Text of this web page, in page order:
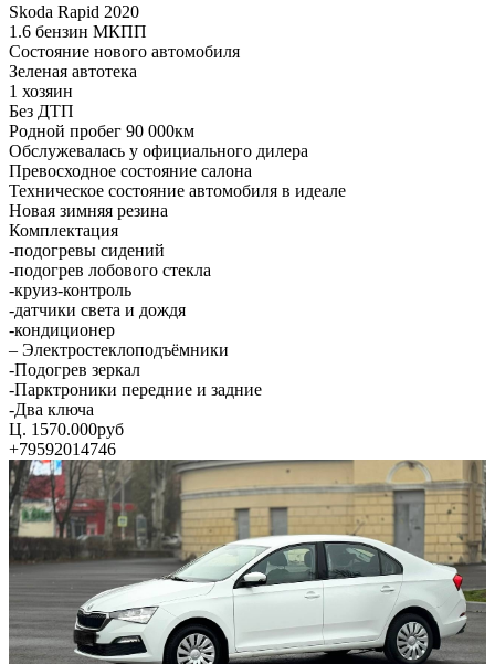
Skoda Rapid 2020
1.6 бензин МКПП
Состояние нового автомобиля
Зеленая автотека
1 хозяин
Без ДТП
Родной пробег 90 000км
Обслужевалась у официального дилера
Превосходное состояние салона
Техническое состояние автомобиля в идеале
Новая зимняя резина
Комплектация
-подогревы сидений
-подогрев лобового стекла
-круиз-контроль
-датчики света и дождя
-кондиционер
– Электростеклоподъёмники
-Подогрев зеркал
-Парктроники передние и задние
-Два ключа
Ц. 1570.000руб
+79592014746